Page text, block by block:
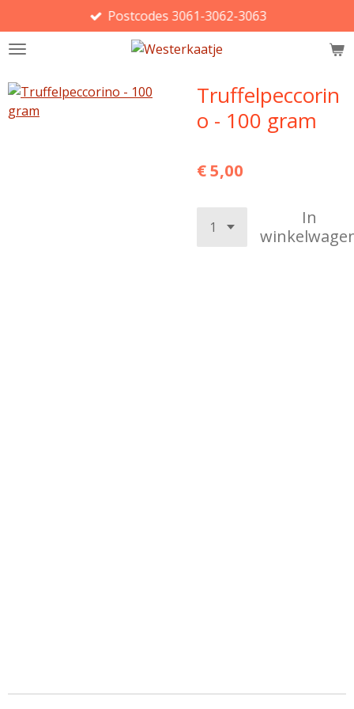
direct
naar
hoofdinhoud
Postcodes 3061-3062-3063
Truffelpeccorin
o - 100 gram
€ 5,00
In